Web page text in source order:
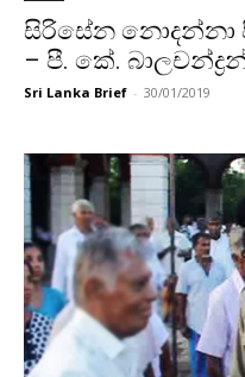
සිරිසේන නොදන්නා
– පී. කේ.
Sri Lanka Brief - 30/01/2019